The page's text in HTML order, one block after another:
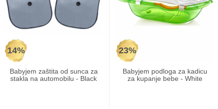
14%
Babyjem zaštita od sunca za
stakla na automobilu - Black
23%
Babyjem podloga za kadicu
za kupanje bebe - White